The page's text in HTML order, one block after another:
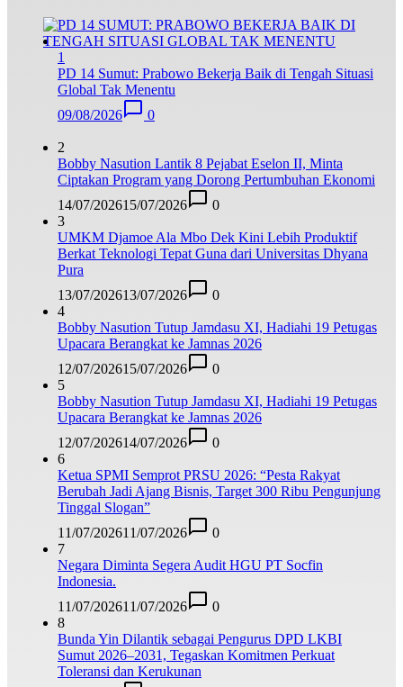
1
PD 14 Sumut: Prabowo Bekerja Baik di Tengah Situasi
Global Tak Menentu
09/08/2026
0
2
Bobby Nasution Lantik 8 Pejabat Eselon II, Minta
Ciptakan Program yang Dorong Pertumbuhan Ekonomi
14/07/202615/07/2026
0
3
UMKM Djamoe Ala Mbo Dek Kini Lebih Produktif
Berkat Teknologi Tepat Guna dari Universitas Dhyana
Pura
13/07/202613/07/2026
0
4
Bobby Nasution Tutup Jamdasu XI, Hadiahi 19 Petugas
Upacara Berangkat ke Jamnas 2026
12/07/202615/07/2026
0
5
Bobby Nasution Tutup Jamdasu XI, Hadiahi 19 Petugas
Upacara Berangkat ke Jamnas 2026
12/07/202614/07/2026
0
6
Ketua SPMI Semprot PRSU 2026: “Pesta Rakyat
Berubah Jadi Ajang Bisnis, Target 300 Ribu Pengunjung
Tinggal Slogan”
11/07/202611/07/2026
0
7
Negara Diminta Segera Audit HGU PT Socfin
Indonesia.
11/07/202611/07/2026
0
8
Bunda Yin Dilantik sebagai Pengurus DPD LKBI
Sumut 2026–2031, Tegaskan Komitmen Perkuat
Toleransi dan Kerukunan